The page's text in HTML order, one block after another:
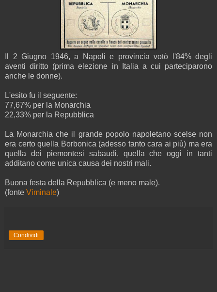
Il 2 Giugno 1946, a Napoli e provincia votò l'84% degli
aventi diritto (prima elezione in Italia a cui parteciparono
anche le donne).
L'esito fu il seguente:
77,67% per la Monarchia
22,33% per la Repubblica
La Monarchia che il grande popolo napoletano scelse non
era certo quella Borbonica (adesso tanto cara ai più) ma era
quella dei piemontesi sabaudi, quella che oggi in tanti
additano come unica causa dei nostri mali.
Buona festa della Repubblica (e meno male).
(fonte Viminale)
Condividi